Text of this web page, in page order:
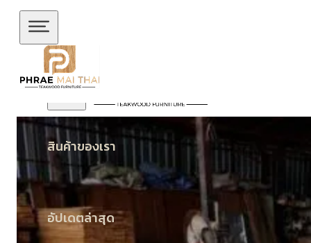
ข้ามไปยังเนื้อหาหลัก
สินค้าของเรา
อัปเดตล่าสุด